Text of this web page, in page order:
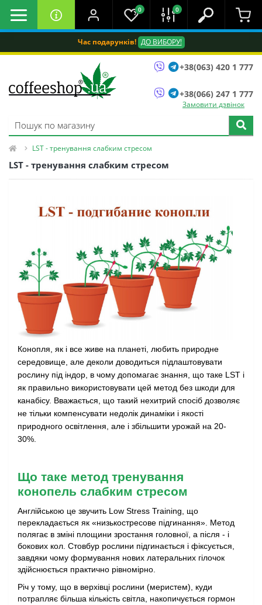
Час подарунків! ДО ВИБОРУ!
0 0
+38(063) 420 1 777
+38(066) 247 1 777
Замовити дзвінок
LST - тренування слабким стресом
LST - тренування слабким стресом
Конопля, як і все живе на планеті, любить природне
середовище, але деколи доводиться підлаштовувати
рослину під індор, в чому допомагає знання, що таке LST і
як правильно використовувати цей метод без шкоди для
канабісу. Вважається, що такий нехитрий спосіб дозволяє
не тільки компенсувати недолік динаміки і якості
природного освітлення, але і збільшити урожай на 20-
30%.
Що таке метод тренування
конопель слабким стресом
Англійською це звучить Low Stress Training, що
перекладається як «низькостресове підгинання». Метод
полягає в зміні площини зростання головної, а після - і
бокових кол. Стовбур рослини підгинається і фіксується,
завдяки чому формування нових латеральних гілочок
здійснюється практично рівномірно.
Річ у тому, що в верхівці рослини (меристем), куди
потрапляє більша кількість світла, накопичується гормон